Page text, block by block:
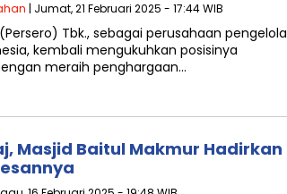
| Jumat, 21 Februari 2025 - 17:44 WIB
Tbk., sebagai perusahaan pengelola
kembali mengukuhkan posisinya
meraih penghargaan…
Masjid Baitul Makmur Hadirkan